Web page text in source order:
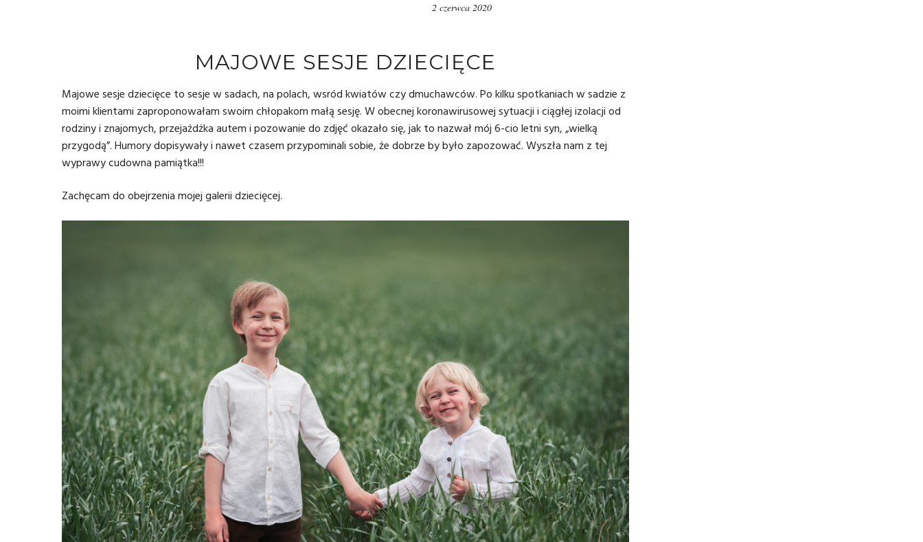
2 czerwca 2020
MAJOWE SESJE DZIECIĘCE
Majowe sesje dziecięce to sesje w sadach, na polach, wsród kwiatów czy dmuchawców. Po kilku spotkaniach w sadzie z
moimi klientami zaproponowałam swoim chłopakom małą sesję. W obecnej koronawirusowej sytuacji i ciągłej izolacji od
rodziny i znajomych, przejażdżka autem i pozowanie do zdjęć okazało się, jak to nazwał mój 6-cio letni syn, „wielką
przygodą”. Humory dopisywały i nawet czasem przypominali sobie, że dobrze by było zapozować. Wyszła nam z tej
wyprawy cudowna pamiątka!!!
Zachęcam do obejrzenia mojejgalerii dziecięcej.